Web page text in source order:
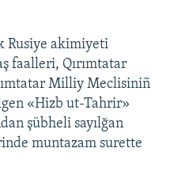
Rusiye akimiyeti
faalleri, Qırımtatar
Milliy Meclisiniñ
«Hizb ut-Tahrir»
şübheli sayılğan
muntazam surette